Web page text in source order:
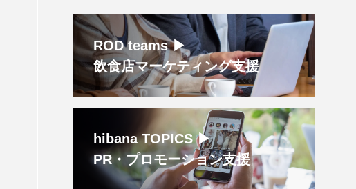
ROD teams ▶︎
飲食店マーケティング支援
hibana TOPICS ▶︎
PR・プロモーション支援